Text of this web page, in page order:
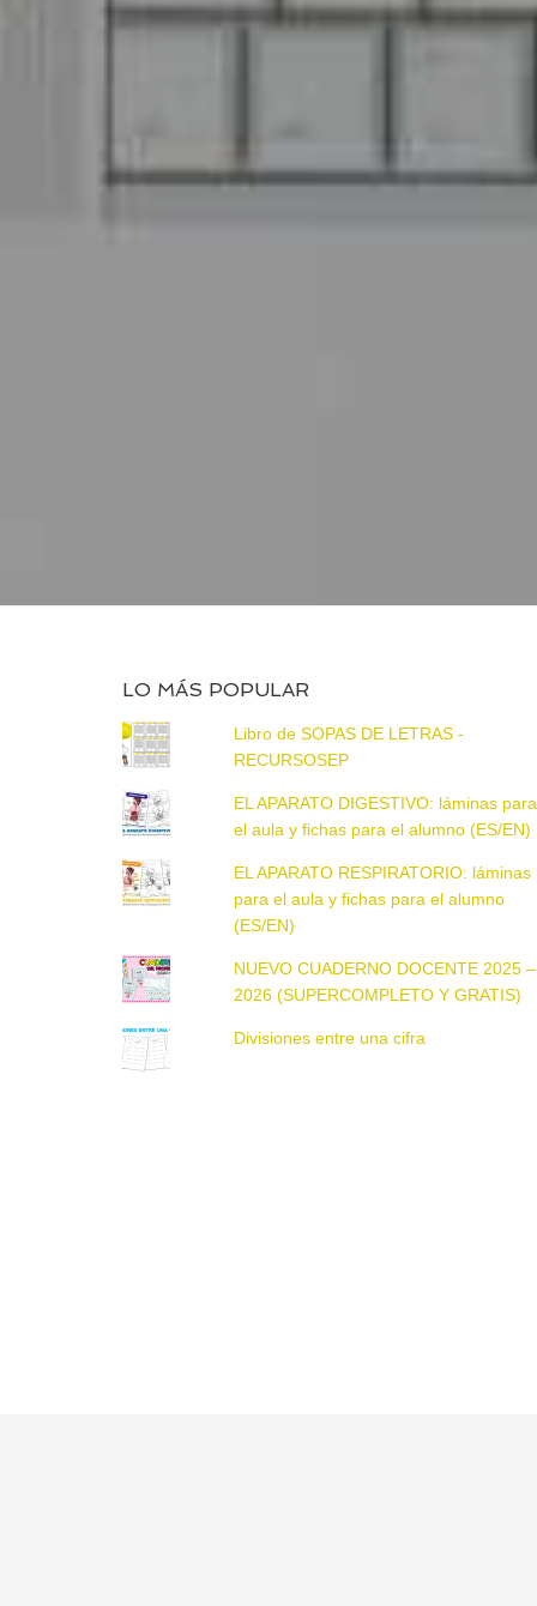
LO MÁS POPULAR
Libro de SOPAS DE LETRAS -
RECURSOSEP
EL APARATO DIGESTIVO: láminas para
el aula y fichas para el alumno (ES/EN)
EL APARATO RESPIRATORIO: láminas
para el aula y fichas para el alumno
(ES/EN)
NUEVO CUADERNO DOCENTE 2025 –
2026 (SUPERCOMPLETO Y GRATIS)
Divisiones entre una cifra